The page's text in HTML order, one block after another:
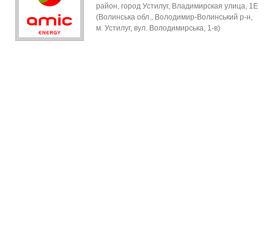
район, город Устилуг, Владимирская улица, 1Е
(Волинська обл., Володимир-Волинський р-н,
м. Устилуг, вул. Володимирська, 1-в)